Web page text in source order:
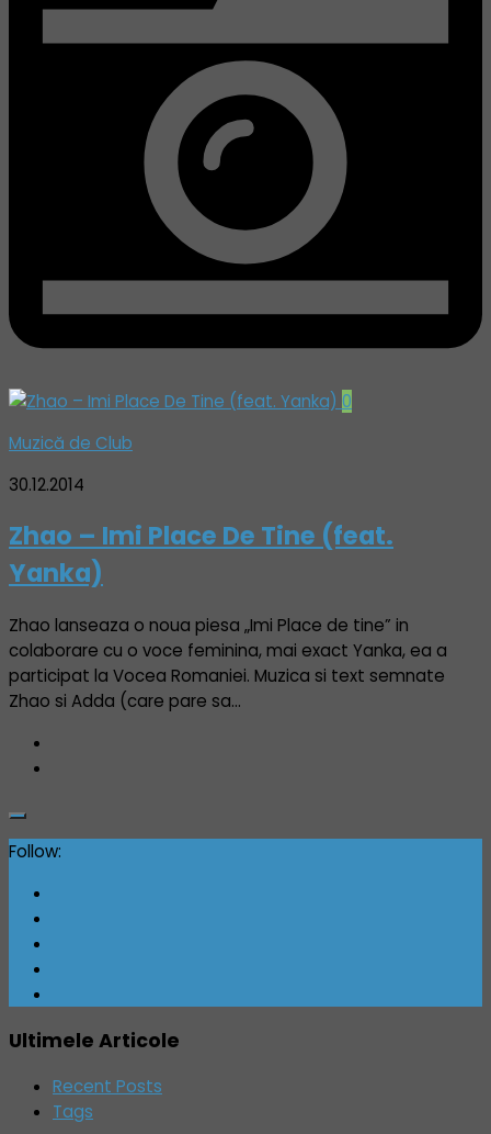
0
Muzică de Club
30.12.2014
Zhao – Imi Place De Tine (feat.
Yanka)
Zhao lanseaza o noua piesa „Imi Place de tine” in
colaborare cu o voce feminina, mai exact Yanka, ea a
participat la Vocea Romaniei. Muzica si text semnate
Zhao si Adda (care pare sa...
Follow:
Ultimele Articole
Recent Posts
Tags